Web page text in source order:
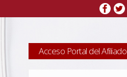
Acceso Portal del Afiliado